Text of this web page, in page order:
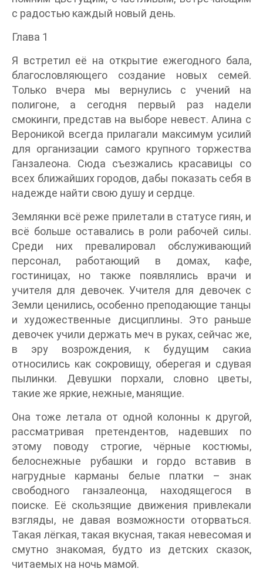
с радостью каждый новый день.
Глава 1
Я встретил её на открытие ежегодного бала,
благословляющего создание новых семей.
Только вчера мы вернулись с учений на
полигоне, а сегодня первый раз надели
смокинги, представ на выборе невест. Алина с
Вероникой всегда прилагали максимум усилий
для организации самого крупного торжества
Ганзалеона. Сюда съезжались красавицы со
всех ближайших городов, дабы показать себя в
надежде найти свою душу и сердце.
Землянки всё реже прилетали в статусе гиян, и
всё больше оставались в роли рабочей силы.
Среди них превалировал обслуживающий
персонал, работающий в домах, кафе,
гостиницах, но также появлялись врачи и
учителя для девочек. Учителя для девочек с
Земли ценились, особенно преподающие танцы
и художественные дисциплины. Это раньше
девочек учили держать меч в руках, сейчас же,
в эру возрождения, к будущим сакиа
относились как сокровищу, оберегая и сдувая
пылинки. Девушки порхали, словно цветы,
такие же яркие, нежные, манящие.
Она тоже летала от одной колонны к другой,
рассматривая претендентов, надевших по
этому поводу строгие, чёрные костюмы,
белоснежные рубашки и гордо вставив в
нагрудные карманы белые платки – знак
свободного ганзалеонца, находящегося в
поиске. Её скользящие движения привлекали
взгляды, не давая возможности оторваться.
Такая лёгкая, такая вкусная, такая невесомая и
смутно знакомая, будто из детских сказок,
читаемых на ночь мамой.